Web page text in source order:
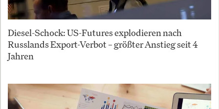
Diesel-Schock: US-Futures explodieren nach
Russlands Export-Verbot – größter Anstieg seit 4
Jahren